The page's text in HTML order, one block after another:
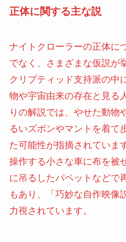
正体に関する主な説
ナイトクローラーの正体に
でなく、さまざまな仮説が
クリプティッド支持派の中
物や宇宙由来の存在と見る
りの解説では、やせた動物
るいズボンやマントを着て
た可能性が指摘されていま
操作する小さな車に布を被
に吊るしたパペットなどで
もあり、「巧妙な自作映像
力視されています。